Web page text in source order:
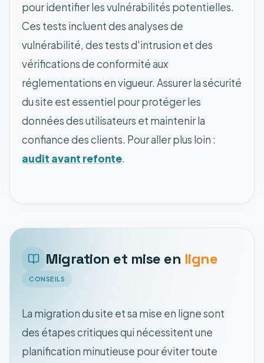
pour identifier les vulnérabilités potentielles.
Ces tests incluent des analyses de
vulnérabilité, des tests d'intrusion et des
vérifications de conformité aux
réglementations en vigueur. Assurer la sécurité
du site est essentiel pour protéger les
données des utilisateurs et maintenir la
confiance des clients. Pour aller plus loin :
audit avant refonte.
Migration et mise en ligne
CONSEILS
La migration du site et sa mise en ligne sont
des étapes critiques qui nécessitent une
planification minutieuse pour éviter toute